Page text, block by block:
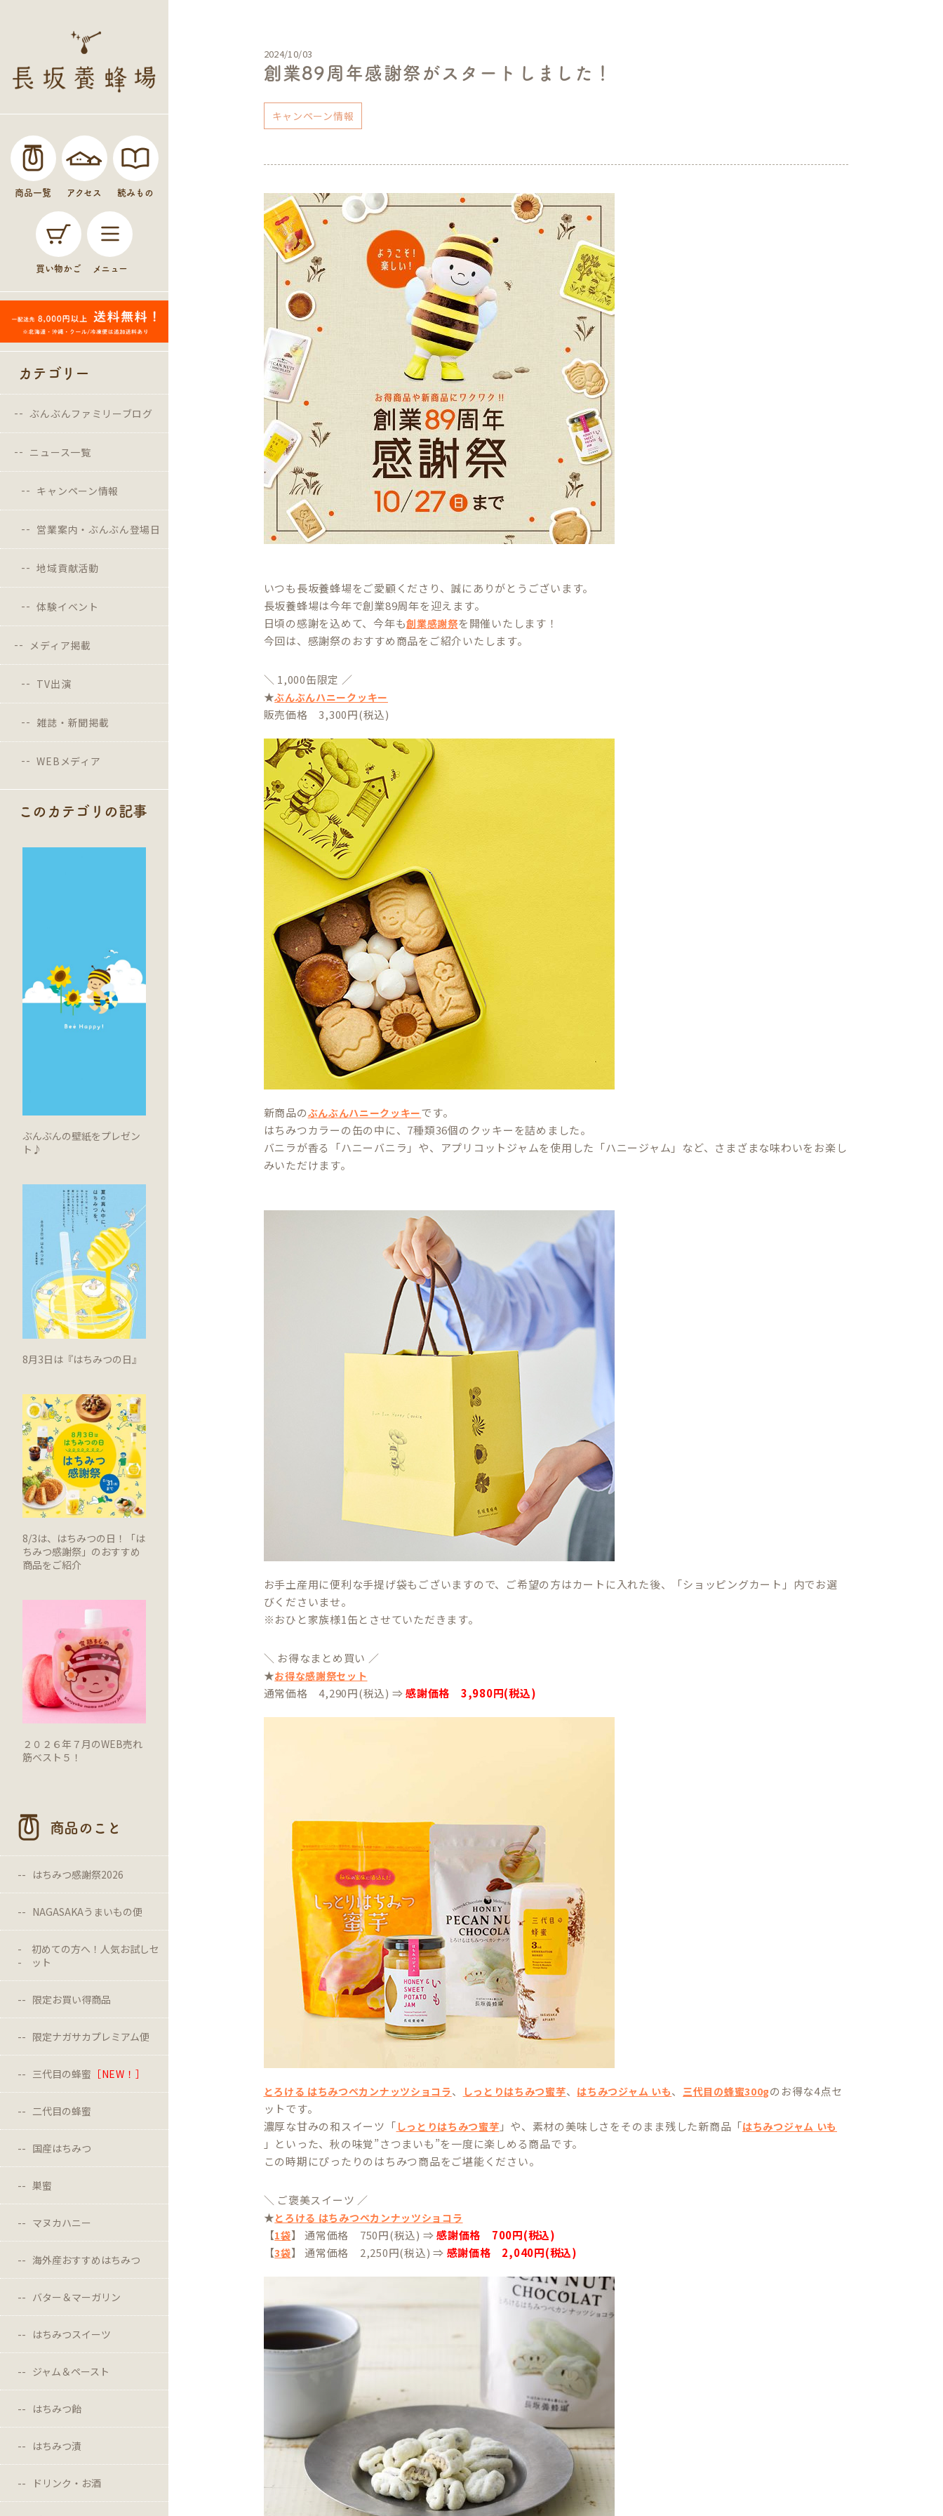
商品一覧 アクセス 読みもの
買い物かご メニュー
カテゴリー
ぶんぶんファミリーブログ
ニュース一覧
キャンペーン情報
営業案内・ぶんぶん登場日
地域貢献活動
体験イベント
メディア掲載
TV出演
雑誌・新聞掲載
WEBメディア
このカテゴリの記事
ぶんぶんの壁紙をプレゼン
ト♪
8月3日は『はちみつの日』
8/3は、はちみつの日！「は
ちみつ感謝祭」のおすすめ
商品をご紹介
２０２６年７月のWEB売れ
筋ベスト５！
商品のこと
はちみつ感謝祭2026
NAGASAKAうまいもの便
初めての方へ！人気お試しセ
ット
限定お買い得商品
限定ナガサカプレミアム便
三代目の蜂蜜 ［NEW！］
二代目の蜂蜜
国産はちみつ
巣蜜
マヌカハニー
海外産おすすめはちみつ
バター＆マーガリン
はちみつスイーツ
ジャム＆ペースト
はちみつ飴
はちみつ漬
ドリンク・お酒
2024/10/03
創業89周年感謝祭がスタートしました！
キャンペーン情報
いつも長坂養蜂場をご愛顧くださり、誠にありがとうございます。
長坂養蜂場は今年で創業89周年を迎えます。
日頃の感謝を込めて、今年も創業感謝祭を開催いたします！
今回は、感謝祭のおすすめ商品をご紹介いたします。
＼ 1,000缶限定 ／
★ぶんぶんハニークッキー
販売価格 3,300円(税込)
新商品のぶんぶんハニークッキーです。
はちみつカラーの缶の中に、7種類36個のクッキーを詰めました。
バニラが香る「ハニーバニラ」や、アプリコットジャムを使用した「ハニージャム」など、さまざまな味わいをお楽し
みいただけます。
お手土産用に便利な手提げ袋もございますので、ご希望の方はカートに入れた後、「ショッピングカート」内でお選
びくださいませ。
※おひと家族様1缶とさせていただきます。
＼ お得なまとめ買い ／
★お得な感謝祭セット
通常価格 4,290円(税込) ⇒感謝価格 3,980円(税込)
とろける はちみつペカンナッツショコラ、 しっとりはちみつ蜜芋、 はちみつジャム いも、 三代目の蜂蜜300gのお得な4点セ
ットです。
濃厚な甘みの和スイーツ「 しっとりはちみつ蜜芋 」や、素材の美味しさをそのまま残した新商品「はちみつジャム いも
」といった、秋の味覚”さつまいも”を一度に楽しめる商品です。
この時期にぴったりのはちみつ商品をご堪能ください。
＼ ご褒美スイーツ ／
★とろける はちみつペカンナッツショコラ
【1袋】 通常価格 750円(税込) ⇒感謝価格 700円(税込)
【3袋】 通常価格 2,250円(税込) ⇒ 感謝価格 2,040円(税込)